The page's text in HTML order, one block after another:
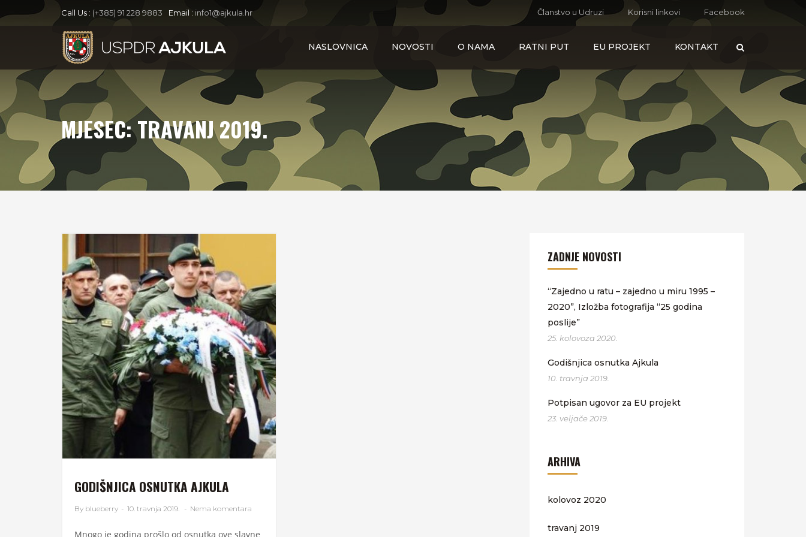
Call Us : (+385) 91 228 9883 Email : info1@ajkula.hr Članstvo u Udruzi Korisni linkovi Facebook
NASLOVNICA NOVOSTI O NAMA RATNI PUT EU PROJEKT KONTAKT
MJESEC:TRAVANJ 2019.
GODIŠNJICA OSNUTKA AJKULA
By blueberry - 10. travnja 2019. - Nema komentara
Mnogo je godina prošlo od osnutka ove slavne
ZADNJE NOVOSTI
“Zajedno u ratu – zajedno u miru 1995 –
2020”, Izložba fotografija “25 godina
poslije”
25. kolovoza 2020.
Godišnjica osnutka Ajkula
10. travnja 2019.
Potpisan ugovor za EU projekt
23. veljače 2019.
ARHIVA
kolovoz 2020
travanj 2019